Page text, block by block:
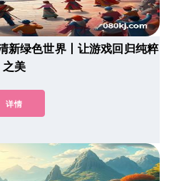
新绿色世界丨让游戏回归纯粹
之美
详情